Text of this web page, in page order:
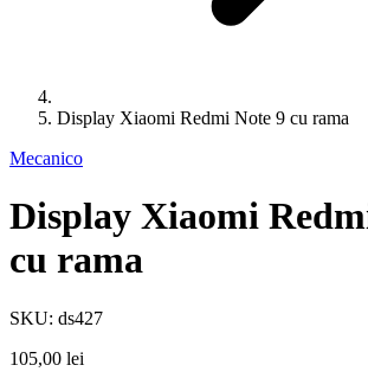
Display Xiaomi Redmi Note 9 cu rama
Mecanico
Display Xiaomi
cu rama
SKU: ds427
105,00 lei